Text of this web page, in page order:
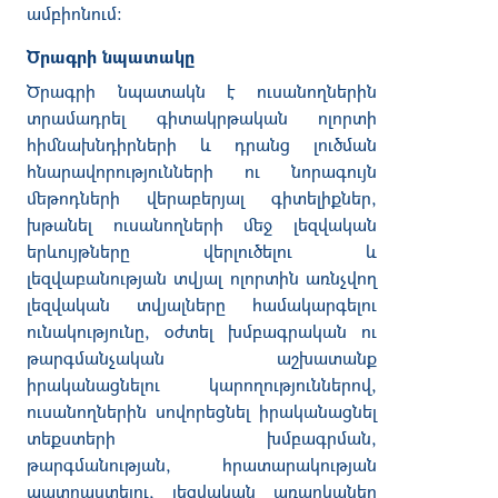
ամբիոնում:
Ծրագրի նպատակը
Ծրագրի նպատակն է ուսանողներին
տրամադրել գիտակրթական ոլորտի
հիմնախնդիրների և դրանց լուծման
հնարավորությունների ու նորագույն
մեթոդների վերաբերյալ գիտելիքներ,
խթանել ուսանողների մեջ լեզվական
երևույթները վերլուծելու և
լեզվաբանության տվյալ ոլորտին առնչվող
լեզվական տվյալները համակարգելու
ունակությունը, օժտել խմբագրական ու
թարգմանչական աշխատանք
իրականացնելու կարողություններով,
ուսանողներին սովորեցնել իրականացնել
տեքստերի խմբագրման,
թարգմանության, հրատարակության
պատրաստելու, լեզվական առարկաներ